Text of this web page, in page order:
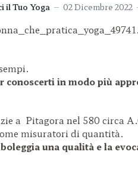
il Tuo Yoga 02 Dicembre 2022
conoscerti in modo più
a Pitagora nel 580 circa
misuratori di quantità.
una qualità e la